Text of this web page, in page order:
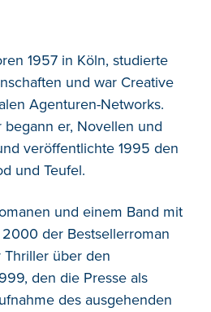
1957 in Köln, studierte
und war Creative
Agenturen-Networks.
er, Novellen und
veröffentlichte 1995 den
und Teufel.
und einem Band mit
der Bestsellerroman
Thriller über den
den die Presse als
des ausgehenden